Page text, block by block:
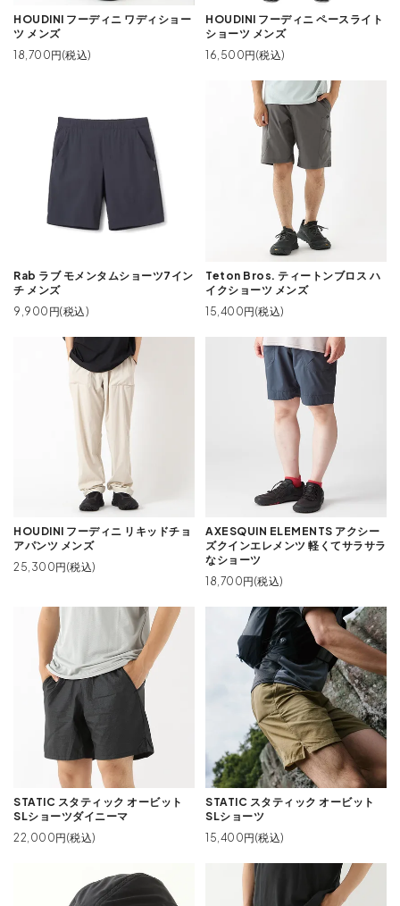
HOUDINI フーディニ ワディショー
ツ メンズ
18,700円(税込)
HOUDINI フーディニ ペースライト
ショーツ メンズ
16,500円(税込)
Rab ラブ モメンタムショーツ7イン
チ メンズ
9,900円(税込)
Teton Bros. ティートンブロス ハ
イクショーツ メンズ
15,400円(税込)
HOUDINI フーディニ リキッドチョ
アパンツ メンズ
25,300円(税込)
AXESQUIN ELEMENTS アクシー
ズクインエレメンツ 軽くてサラサラ
なショーツ
18,700円(税込)
STATIC スタティック オービット
SLショーツダイニーマ
22,000円(税込)
STATIC スタティック オービット
SLショーツ
15,400円(税込)